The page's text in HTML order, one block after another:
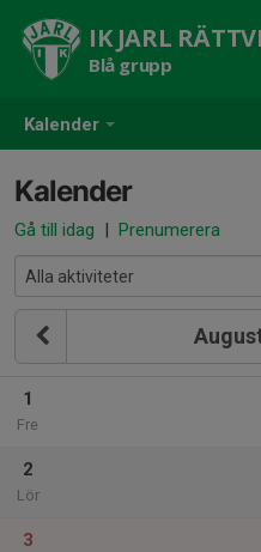
Kalender
IK JARL
Blå grupp
Kalender
Gå till idag | Prenumerera
1
Fre
2
Lör
3